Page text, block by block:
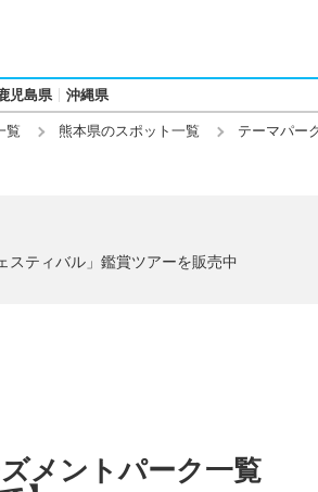
児島県 沖縄県
覧 熊本県のスポット一覧 テーマパー
スティバル」鑑賞ツアーを販売中
メントパーク一覧